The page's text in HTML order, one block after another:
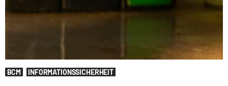
BCM INFORMATIONSSICHERHEIT